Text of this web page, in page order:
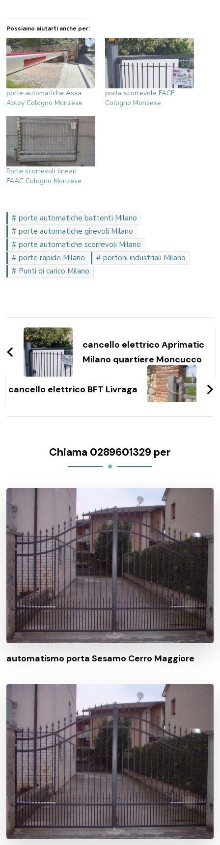
Possiamo aiutarti anche per:
porte automatiche Assa
Abloy Cologno Monzese
porta scorrevole FACE
Cologno Monzese
Porte scorrevoli lineari
FAAC Cologno Monzese
porte automatiche battenti Milano
porte automatiche girevoli Milano
porte automatiche scorrevoli Milano
porte rapide Milano
portoni industriali Milano
Punti di carico Milano
Navigazione
articoli
cancello elettrico Aprimatic
Milano quartiere Moncucco
cancello elettrico BFT Livraga
Chiama 0289601329 per
automatismo porta Sesamo Cerro Maggiore